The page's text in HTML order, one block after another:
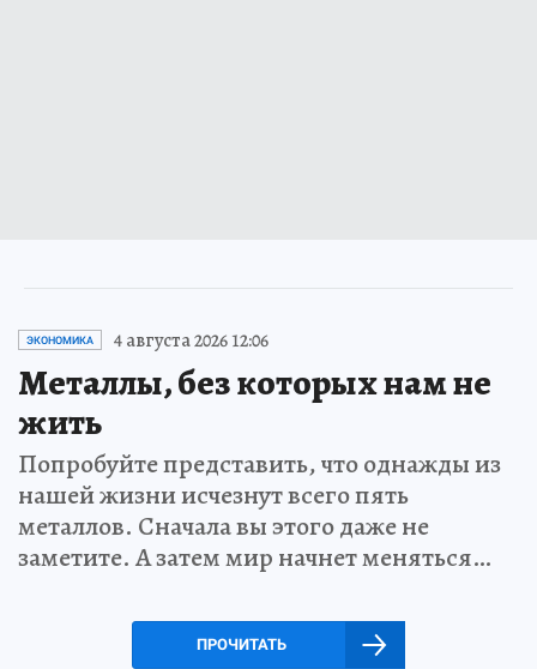
ЭКОНОМИКА 4 августа 2026 12:06
Металлы, без которых нам не
жить
Попробуйте представить, что однажды из
нашей жизни исчезнут всего пять
металлов. Сначала вы этого даже не
заметите. А затем мир начнет меняться…
ПРОЧИТАТЬ